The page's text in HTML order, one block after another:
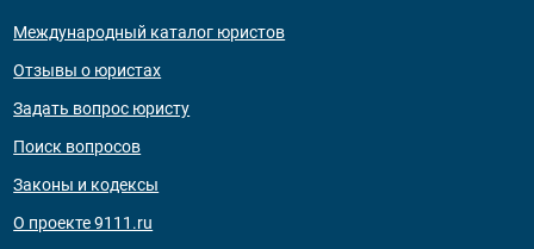
Международный каталог юристов
Отзывы о юристах
Задать вопрос юристу
Поиск вопросов
Законы и кодексы
О проекте 9111.ru